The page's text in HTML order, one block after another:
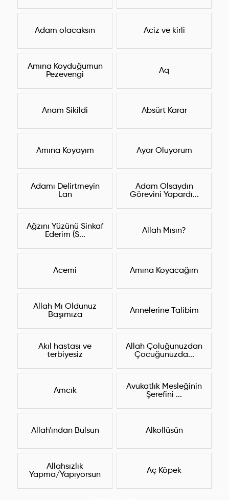
Adam olacaksın Aciz ve kirli
Amına Koyduğumun
Pezevengi
Aq
Anam Sikildi Absürt Karar
Amına Koyayım Ayar Oluyorum
Adamı Delirtmeyin
Lan
Adam Olsaydın
Görevini Yapardı...
Ağzını Yüzünü Sinkaf
Ederim (S...
Allah Mısın?
Acemi Amına Koyacağım
Allah Mı Oldunuz
Başımıza
Annelerine Talibim
Akıl hastası ve
terbiyesiz
Allah Çoluğunuzdan
Çocuğunuzda...
Amcık
Avukatlık Mesleğinin
Şerefini ...
Allah'ından Bulsun Alkollüsün
Allahsızlık
Yapma/Yapıyorsun
Aç Köpek